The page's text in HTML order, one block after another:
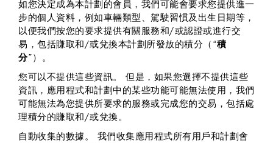
如您決定成為本計劃的會員，我們可能會要求您提供進一
步的個人資料，例如車輛類型、駕駛習慣及出生日期等，
以便我們按您的要求提供有關服務和/或認證或進行交
易，包括賺取和/或兌換本計劃所發放的積分（“積
分”）。
您可以不提供這些資訊。 但是，如果您選擇不提供這些
資訊，應用程式和計劃中的某些功能可能無法使用，我們
可能無法為您提供所要求的服務或完成您的交易，包括處
理積分的賺取和/或兌換。
自動收集的數據。 我們收集應用程式所有用戶和計劃會